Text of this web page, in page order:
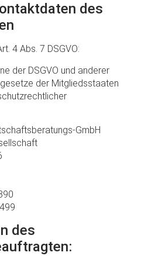
des
4 Abs. 7 DSGVO:
der DSGVO und anderer
der Mitgliedsstaaten
GmbH
des